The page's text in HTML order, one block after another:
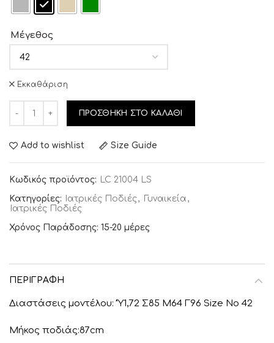
Μέγεθος
Εκκαθάριση
ΠΡΟΣΘΉΚΗ ΣΤΟ ΚΑΛΆΘΙ
Add to wishlist Size Guide
Κωδικός προϊόντος: LC 21004 LS
Κατηγορίες: Ιατρικές Ποδιές, Γυναικεία ,
Ιατρικές Ποδιές
Χρόνος Παράδοσης: 15-20 μέρες
ΠΕΡΙΓΡΑΦΉ
Διαστάσεις μοντέλου: ‘Ύ1,72 Σ85 Μ64 Γ96 Size No 42
Μήκος ποδιάς:87cm